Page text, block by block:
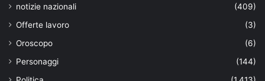
notizie nazionali
(409)
Offerte lavoro
(3)
Oroscopo
(6)
Personaggi
(144)